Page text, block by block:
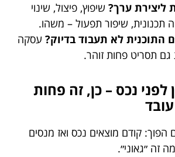
ליצירת ערך? שיפוץ, פיצול, שינוי
תכנונית, שיפור תפעול – משהו.
התוכנית לא תעבוד בדיוק? עסקה
תסריט פחות זוהר.
לפני נכס – כן, זה פחות
הפוך: קודם מוצאים נכס ואז מנסים
זה ״גאוני״.